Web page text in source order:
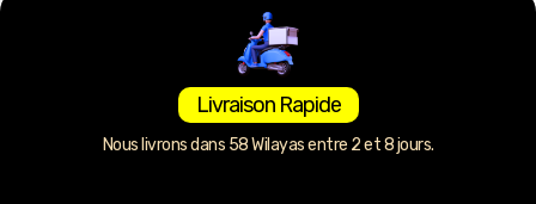
Livraison Rapide
Nous livrons dans 58 Wilayas entre 2 et 8 jours.